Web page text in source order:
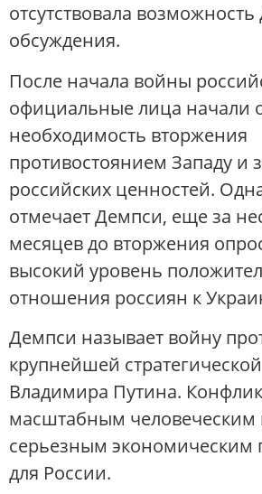
отсутствовала возможность
обсуждения.
После начала войны
официальные лица начали
необходимость вторжения
противостоянием Западу и
российских ценностей.
отмечает Демпси, еще за
месяцев до вторжения
высокий уровень
отношения россиян к
Демпси называет войну
крупнейшей
Владимира Путина.
масштабным человеческим
серьезным экономическим
для России.